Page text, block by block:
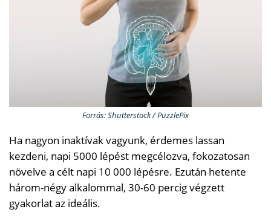
Forrás: Shutterstock / PuzzlePix
Ha nagyon inaktívak vagyunk, érdemes lassan
kezdeni, napi 5000 lépést megcélozva, fokozatosan
növelve a célt napi 10 000 lépésre. Ezután hetente
három-négy alkalommal, 30-60 percig végzett
gyakorlat az ideális.